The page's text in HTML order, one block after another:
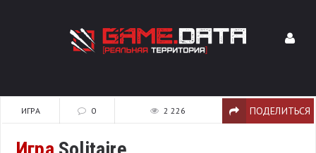
ИГРА 0 2 226 ПОДЕЛИТЬСЯ